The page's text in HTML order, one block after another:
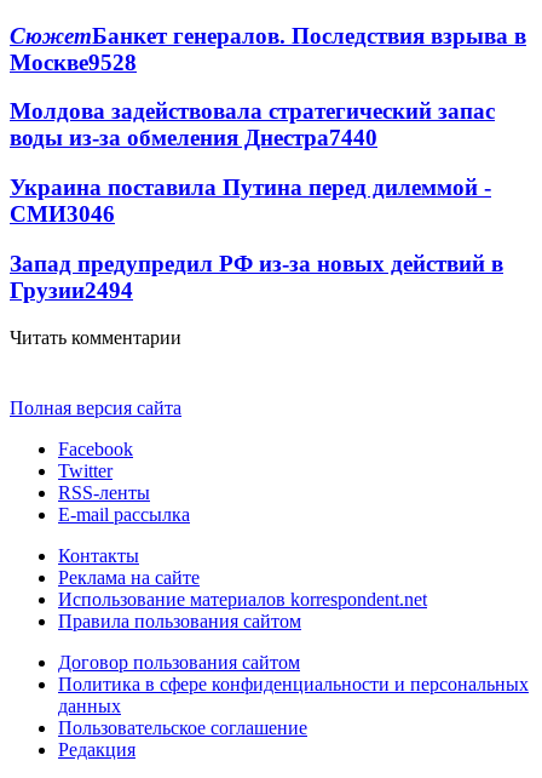
СюжетБанкет генералов. Последствия взрыва в
Москве9528
Молдова задействовала стратегический запас
воды из-за обмеления Днестра7440
Украина поставила Путина перед дилеммой -
СМИ3046
Запад предупредил РФ из-за новых действий в
Грузии2494
Читать комментарии
Полная версия сайта
Facebook
Twitter
RSS-ленты
E-mail рассылка
Контакты
Реклама на сайте
Использование материалов korrespondent.net
Правила пользования сайтом
Договор пользования сайтом
Политика в сфере конфиденциальности и персональных
данных
Пользовательское соглашение
Редакция